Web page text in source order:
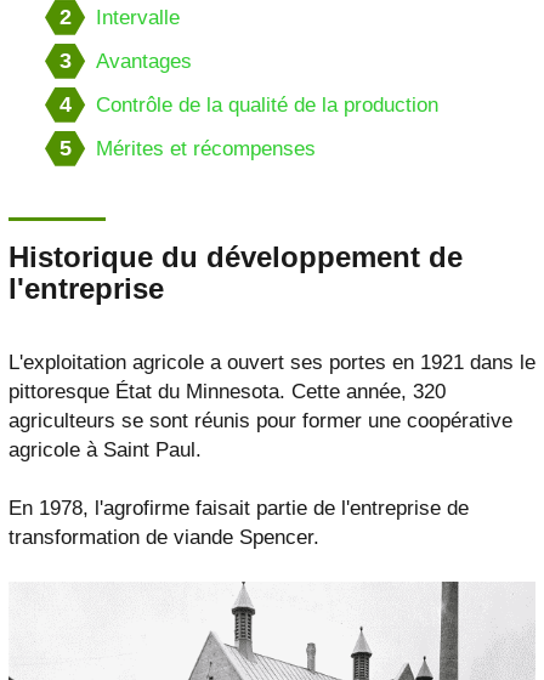
2 Intervalle
3 Avantages
4 Contrôle de la qualité de la production
5 Mérites et récompenses
Historique du développement de
l'entreprise
L'exploitation agricole a ouvert ses portes en 1921 dans le
pittoresque État du Minnesota. Cette année, 320
agriculteurs se sont réunis pour former une coopérative
agricole à Saint Paul.
En 1978, l'agrofirme faisait partie de l'entreprise de
transformation de viande Spencer.